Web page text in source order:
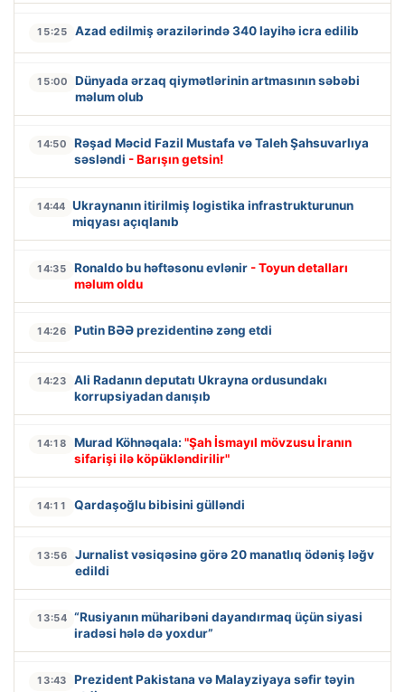
15:25 Azad edilmiş ərazilərində 340 layihə icra edilib
15:00
Dünyada ərzaq qiymətlərinin artmasının səbəbi
məlum olub
14:50
Rəşad Məcid Fazil Mustafa və Taleh Şahsuvarlıya
səsləndi - Barışın getsin!
14:44 Ukraynanın itirilmiş logistika infrastrukturunun
miqyası açıqlanıb
14:35 Ronaldo bu həftəsonu evlənir - Toyun detalları
məlum oldu
14:26 Putin BƏƏ prezidentinə zəng etdi
14:23
Ali Radanın deputatı Ukrayna ordusundakı
korrupsiyadan danışıb
14:18 Murad Köhnəqala: "Şah İsmayıl mövzusu İranın
sifarişi ilə köpükləndirilir"
14:11 Qardaşoğlu bibisini gülləndi
13:56
Jurnalist vəsiqəsinə görə 20 manatlıq ödəniş ləğv
edildi
13:54 “Rusiyanın müharibəni dayandırmaq üçün siyasi
iradəsi hələ də yoxdur”
13:43
Prezident Pakistana və Malayziyaya səfir təyin